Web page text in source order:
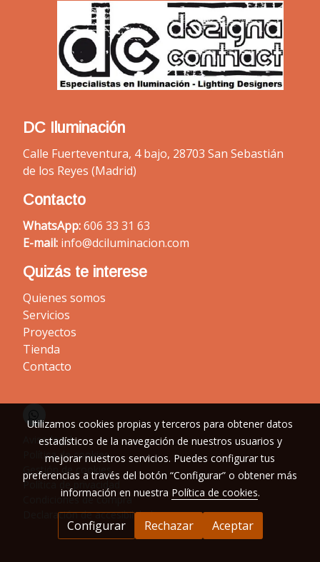
DC Iluminación
Calle Fuerteventura, 4 bajo, 28703 San Sebastián
de los Reyes (Madrid)
Contacto
WhatsApp:606 33 31 63
E-mail: info@dciluminacion.com
Quizás te interese
Quienes somos
Servicios
Proyectos
Tienda
Contacto
Aviso legal
Política de cookies
Gestión de cookies
Política de privacidad
Condiciones de compra
Declaración de accesibilidad
Utilizamos cookies propias y terceros para obtener datos
estadísticos de la navegación de nuestros usuarios y
mejorar nuestros servicios. Puedes configurar tus
preferencias a través del botón “Configurar” o obtener más
información en nuestra Política de cookies.
Configurar Rechazar Aceptar